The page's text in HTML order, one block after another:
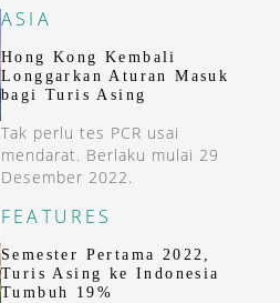
ASIA
Hong Kong Kembali
Longgarkan Aturan Masuk
bagi Turis Asing
Tak perlu tes PCR usai
mendarat. Berlaku mulai 29
Desember 2022.
FEATURES
Semester Pertama 2022,
Turis Asing ke Indonesia
Tumbuh 19%